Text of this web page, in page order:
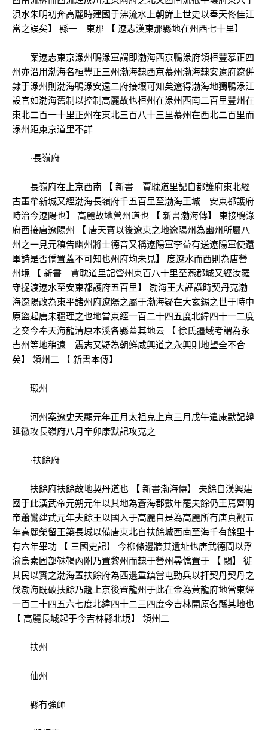
浿水朱明初奔高麗時建國于沸流水上朝鮮上世史以奉天佟佳江
當之誤矣】 縣一 東那 【 遼志漢東那縣地在州西七十里】
案遼志東京淥州鴨淥軍謂即渤海西京鴨淥府領桓豐慕正四
州亦沿用渤海名桓豐正三州渤海隸西京慕州渤海隸安遠府遼併
隸于淥州則渤海鴨淥安遠二府接壤可知矣遼得渤海地獨鴨淥江
設官如渤海舊制以控制高麗故也桓州在淥州西南二百里豐州在
東北二百一十里正州在東北三百八十三里慕州在西北二百里而
淥州距東京道里不詳
·長嶺府
長嶺府在上京西南 【 新書 賈耽道里記自都護府東北經
古董牟新城又經渤海長嶺府千五百里至渤海王城 安東都護府
時治今遼陽也】 高麗故地營州道也 【 新書渤海傳】 東接鴨淥
府西接唐遼陽州 【 唐天寶以後遼東之地遼陽州為幽州所屬八
州之一見元稹告幽州將士德音又稱遼陽軍李益有送遼陽軍使還
軍詩是否僑置蓋不可知也州府均未見】 度遼水而西則為唐營
州境 【 新書 賈耽道里記營州東百八十里至燕郡城又經汝羅
守捉渡遼水至安東都護府五百里】 渤海王大諲譔時契丹克渤
海遼陽改為東平諸州府遼陽之屬于渤海疑在大玄錫之世于時中
原盜起唐未疆理之也地當東經一百二十四五度北緯四十一二度
之交今奉天海龍清原本溪各縣蓋其地云 【 徐氏疆域考謂為永
吉州等地稍遠 震志又疑為朝鮮咸興道之永興則地望全不合
矣】 領州二 【 新書本傳】
瑕州
河州案遼史天顯元年正月太祖克上京三月戊午遣康默記韓
延徽攻長嶺府八月辛卯康默記攻克之
·扶餘府
扶餘府扶餘故地契丹道也 【 新書渤海傳】 夫餘自漢興建
國于此漢武帝元朔元年以其地為蒼海郡數年罷夫餘仍王焉齊明
帝蕭鸞建武元年夫餘王以國入于高麗自是為高麗所有唐貞觀五
年高麗榮留王築長城以備唐東北自扶餘城西南至海千有餘里十
有六年畢功 【 三國史記】 今柳條邊牆其遺址也唐武德間以浮
渝烏素固部靺鞨內附乃置黎州而隸于營州尋僑置于 【 闕】 徙
其民以實之渤海置扶餘府為西邊重鎮嘗屯勁兵以扞契丹契丹之
伐渤海既破扶餘乃趨上京後置龍州于此在金為黃龍府地當東經
一百二十四五六七度北緯四十二三四度今吉林開原各縣其地也
【 高麗長城起于今吉林縣北境】 領州二
扶州
仙州
縣有強師